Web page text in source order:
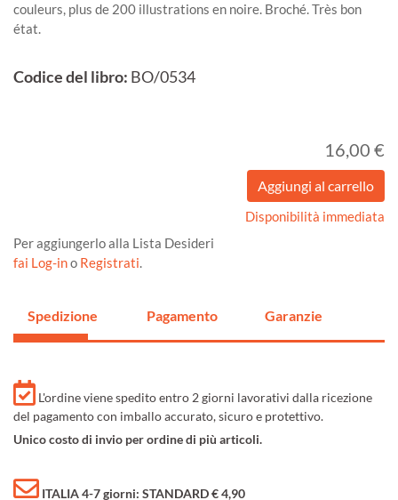
couleurs, plus de 200 illustrations en noire. Broché. Très bon
état.
Codice del libro: BO/0534
16,00 €
Disponibilità immediata
Per aggiungerlo alla Lista Desideri
fai Log-ino Registrati.
Spedizione Pagamento Garanzie
L'ordine viene spedito entro 2 giorni lavorativi dalla ricezione
del pagamento con imballo accurato, sicuro e protettivo.
Unico costo di invio per ordine di più articoli.
ITALIA 4-7 giorni: STANDARD € 4,90